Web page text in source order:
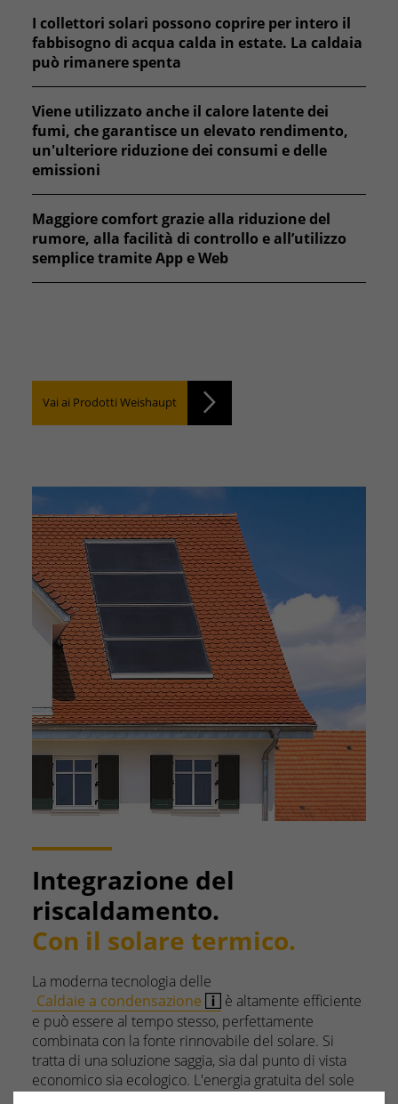
I collettori solari possono coprire per intero il
fabbisogno di acqua calda in estate. La caldaia
può rimanere spenta
Viene utilizzato anche il calore latente dei
fumi, che garantisce un elevato rendimento,
un'ulteriore riduzione dei consumi e delle
emissioni
Maggiore comfort grazie alla riduzione del
rumore, alla facilità di controllo e all’utilizzo
semplice tramite App e Web
Vai ai Prodotti Weishaupt
Integrazione del
riscaldamento.
Con il solare termico.
La moderna tecnologia delle
Caldaie a condensazione
è altamente efficiente
e può essere al tempo stesso, perfettamente
combinata con la fonte rinnovabile del solare. Si
tratta di una soluzione saggia, sia dal punto di vista
economico sia ecologico. L'energia gratuita del sole